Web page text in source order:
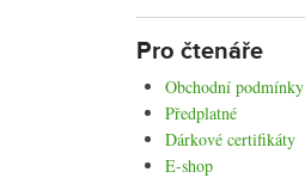
Pro čtenáře
Obchodní podmínky
Předplatné
Dárkové certifikáty
E-shop